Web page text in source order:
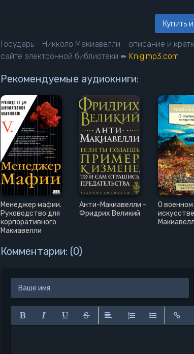
Купить
Государь - Никколо Макиавелли - описание и
сайте электронной библиотеки ➨ Knigimp3.com
Рекомендуемые аудиокниги:
Менеджер мафии.
Руководство для
корпоративного
Макиавелли
Анти-Макиавелли -
Фридрих Великий
О военном
Комментарии: (0)